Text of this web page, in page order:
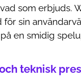
som erbjuds.
för sin
en smidig
teknisk